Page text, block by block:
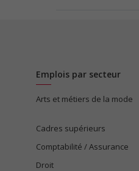
Emplois par secteur
Arts et métiers de la mode
Cadres supérieurs
Comptabilité / Assurance
Droit